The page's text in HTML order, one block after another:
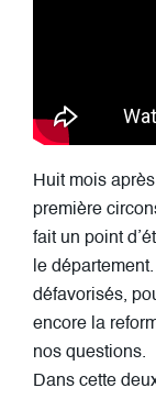
Huit mois
première
fait un point
le
défavorisés,
encore la
nos questions.
Dans cette